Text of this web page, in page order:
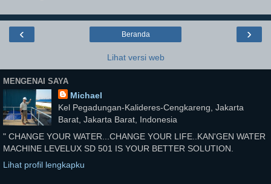
‹ ›
Beranda
Lihat versi web
MENGENAI SAYA
Michael
Kel Pegadungan-Kalideres-Cengkareng, Jakarta
Barat, Jakarta Barat, Indonesia
" CHANGE YOUR WATER...CHANGE YOUR LIFE..KAN'GEN WATER
MACHINE LEVELUX SD 501 IS YOUR BETTER SOLUTION.
Lihat profil lengkapku